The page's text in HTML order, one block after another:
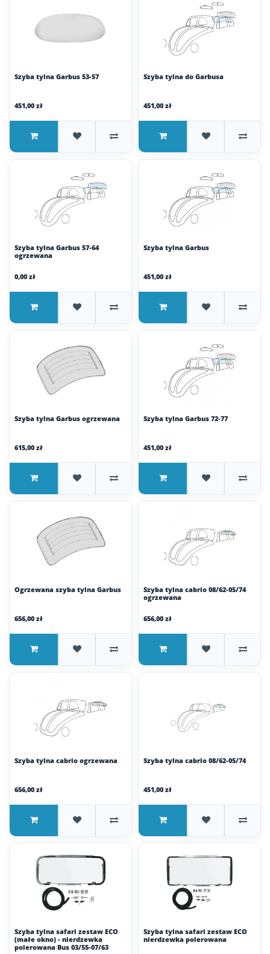
Szyba tylna Garbus 53-57
451,00 zł
Szyba tylna do Garbusa
451,00 zł
Szyba tylna Garbus 57-64
ogrzewana
0,00 zł
Szyba tylna Garbus
451,00 zł
Szyba tylna Garbus ogrzewana
615,00 zł
Szyba tylna Garbus 72-77
451,00 zł
Ogrzewana szyba tylna Garbus
656,00 zł
Szyba tylna cabrio 08/62-05/74
ogrzewana
656,00 zł
Szyba tylna cabrio ogrzewana
656,00 zł
Szyba tylna cabrio 08/62-05/74
451,00 zł
Szyba tylna safari zestaw ECO
(małe okno) - nierdzewka
polerowana Bus 03/55-07/63
Szyba tylna safari zestaw ECO
nierdzewka polerowana